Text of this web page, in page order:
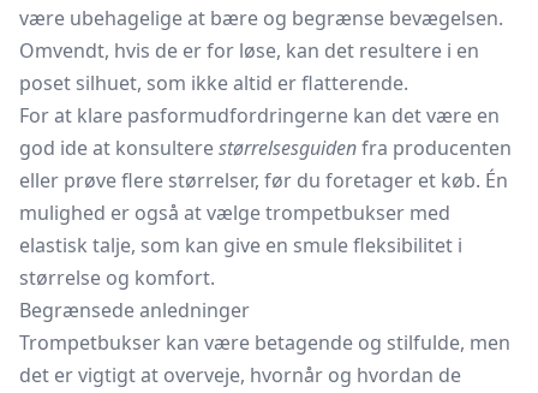
være ubehagelige at bære og begrænse bevægelsen.
Omvendt, hvis de er for løse, kan det resultere i en
poset silhuet, som ikke altid er flatterende.
For at klare pasformudfordringerne kan det være en
god ide at konsulterestørrelsesguidenfra producenten
eller prøve flere størrelser, før du foretager et køb. Én
mulighed er også at vælge trompetbukser med
elastisk talje, som kan give en smule fleksibilitet i
størrelse og komfort.
Begrænsede anledninger
Trompetbukser kan være betagende og stilfulde, men
det er vigtigt at overveje, hvornår og hvordan de